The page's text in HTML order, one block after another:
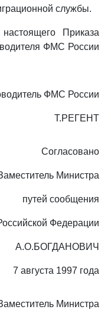
службы.
Приказа
ФМС России
ФМС России
Т.РЕГЕНТ
Согласовано
Министра
путей сообщения
Федерации
А.О.БОГДАНОВИЧ
7 августа 1997 года
Министра